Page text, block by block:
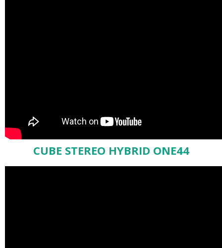
CUBE STEREO HYBRID ONE44